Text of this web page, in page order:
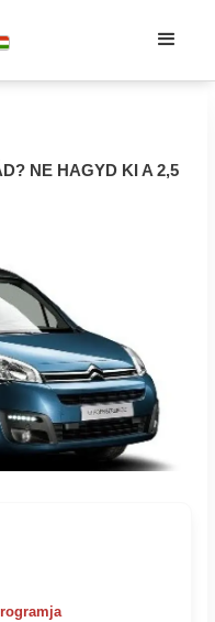
NE HAGYD KI A 2,5